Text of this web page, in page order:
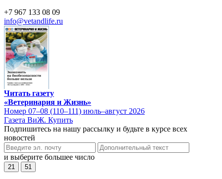
+7 967 133 08 09
info@vetandlife.ru
Читать газету
«Ветеринария и Жизнь»
Номер 07–08 (110–111) июль–август 2026
Газета ВиЖ. Купить
Подпишитесь на нашу рассылку и будьте в курсе всех
новостей
и выберите большее число
21 51